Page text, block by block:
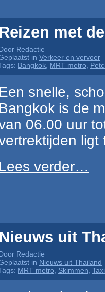
Reizen met
Redactie
in Verkeer en vervoer
Bangkok MRT metro
Een snelle,
Bangkok is de
06.00 uur
ligt
Lees verder…
Nieuws uit
Redactie
in Nieuws uit Thailand
MRT metro Skimmen Taxi